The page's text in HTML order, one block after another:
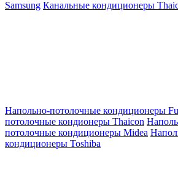
Samsung Канальные кондиционеры
Напольно-потолочные кондиционеры
потолочные кондионеры Thaicon
потолочные кондиционеры Midea
кондиционеры Toshiba